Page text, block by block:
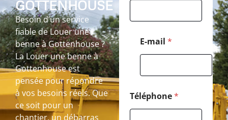
GOTTENHOUSE
Besoin d’un service
fiable de Louer une
benne à Gottenhouse ?
La Louer une benne à
Gottenhouse est
pensée pour répondre
à vos besoins réels. Que
ce soit pour un
chantier, un débarras
E-mail *
Téléphone*